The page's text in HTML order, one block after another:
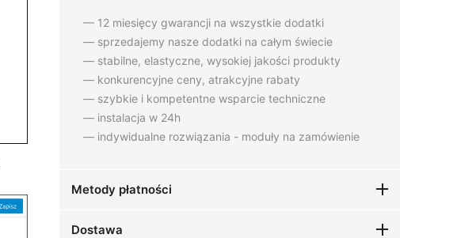
— 12 miesięcy gwarancji na wszystkie dodatki
— sprzedajemy nasze dodatki na całym świecie
— stabilne, elastyczne, wysokiej jakości produkty
— konkurencyjne ceny, atrakcyjne rabaty
— szybkie i kompetentne wsparcie techniczne
— instalacja w 24h
— indywidualne rozwiązania - moduły na zamówienie
Metody płatności
Dostawa